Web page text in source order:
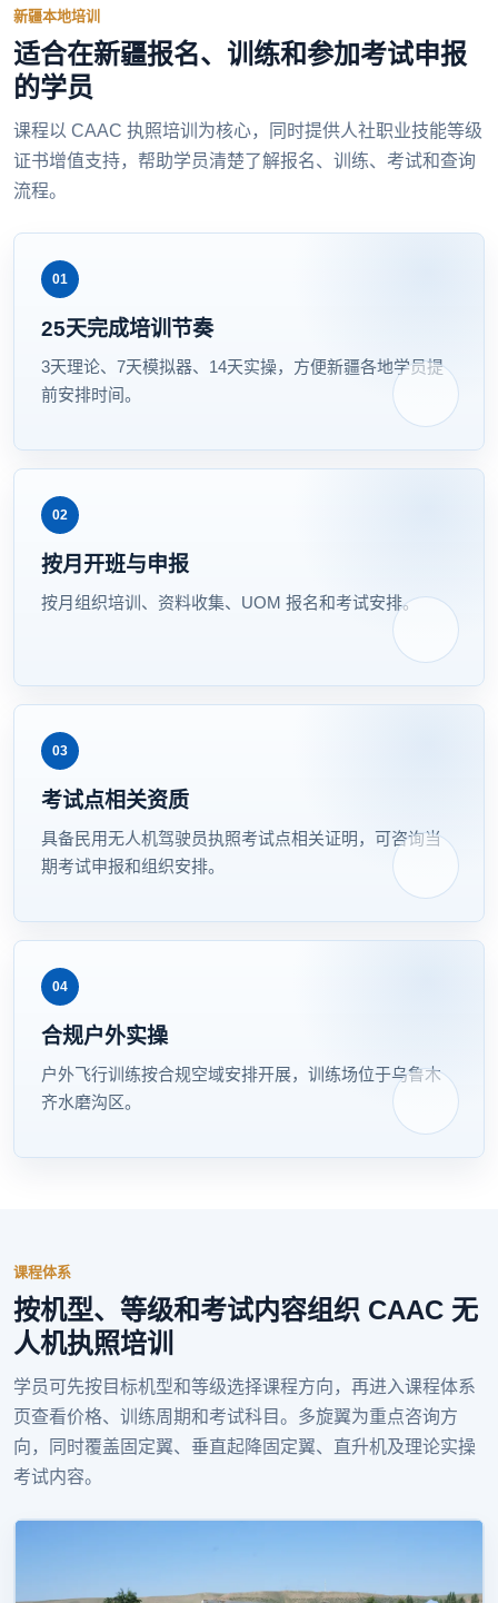
新疆本地培训
适合在新疆报名、训练和参加考试申报
的学员
课程以 CAAC 执照培训为核心，同时提供人社职业技能等级
证书增值支持，帮助学员清楚了解报名、训练、考试和查询
流程。
01
25天完成培训节奏
3天理论、7天模拟器、14天实操，方便新疆各地学员提
前安排时间。
02
按月开班与申报
按月组织培训、资料收集、UOM 报名和考试安排。
03
考试点相关资质
具备民用无人机驾驶员执照考试点相关证明，可咨询当
期考试申报和组织安排。
04
合规户外实操
户外飞行训练按合规空域安排开展，训练场位于乌鲁木
齐水磨沟区。
课程体系
按机型、等级和考试内容组织 CAAC 无
人机执照培训
学员可先按目标机型和等级选择课程方向，再进入课程体系
页查看价格、训练周期和考试科目。多旋翼为重点咨询方
向，同时覆盖固定翼、垂直起降固定翼、直升机及理论实操
考试内容。